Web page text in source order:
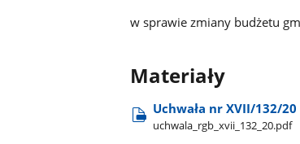
w sprawie zmiany budżetu
Materiały
Uchwała nr XVII/132/
uchwala​_rgb​_xvii​_132​_20.pdf